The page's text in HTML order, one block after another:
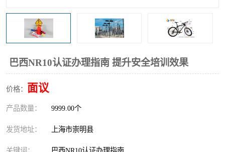
巴西NR10认证办理指南 提升安全培训效果
价格： 面议
产品数量： 9999.00个
发货地址： 上海市崇明县